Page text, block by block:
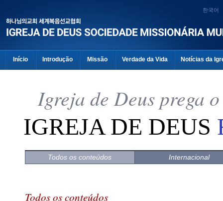
한국어
Início Introdução Missão Verdade da Vida Notícias da
Igreja de Deus prega
IGREJA DE DEUS
Todos os conteúdos Internacional
Todos os conteúdos